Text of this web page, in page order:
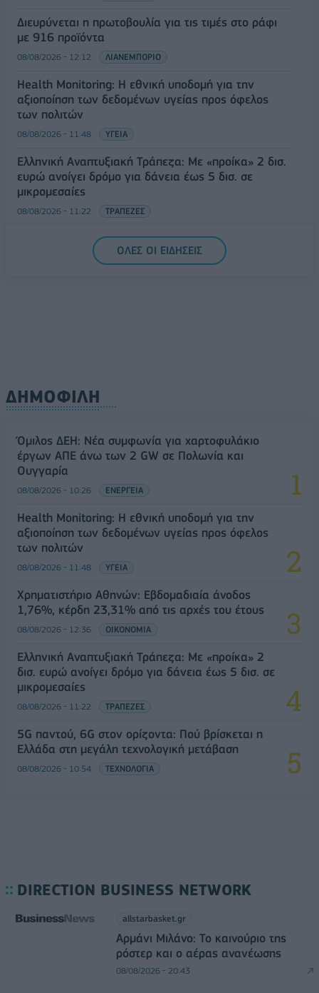
Διευρύνεται η πρωτοβουλία για τις τιμές στο ράφι
με 916 προϊόντα
08/08/2026 - 12:12 ΛΙΑΝΕΜΠΟΡΙΟ
Health Monitoring: Η εθνική υποδομή για την
αξιοποίηση των δεδομένων υγείας προς όφελος
των πολιτών
08/08/2026 - 11:48 ΥΓΕΙΑ
Ελληνική Αναπτυξιακή Τράπεζα: Με «προίκα» 2 δισ.
ευρώ ανοίγει δρόμο για δάνεια έως 5 δισ. σε
μικρομεσαίες
08/08/2026 - 11:22 ΤΡΑΠΕΖΕΣ
5G παντού, 6G στον ορίζοντα: Πού βρίσκεται η
Ελλάδα στη μεγάλη τεχνολογική μετάβαση
ΟΛΕΣ ΟΙ ΕΙΔΗΣΕΙΣ
ΔΗΜΟΦΙΛΗ
Όμιλος ΔΕΗ: Νέα συμφωνία για χαρτοφυλάκιο
έργων ΑΠΕ άνω των 2 GW σε Πολωνία και
Ουγγαρία
08/08/2026 - 10:26 ΕΝΕΡΓΕΙΑ
Health Monitoring: Η εθνική υποδομή για την
αξιοποίηση των δεδομένων υγείας προς όφελος
των πολιτών
08/08/2026 - 11:48 ΥΓΕΙΑ
Χρηματιστήριο Αθηνών: Εβδομαδιαία άνοδος
1,76%, κέρδη 23,31% από τις αρχές του έτους
08/08/2026 - 12:36 ΟΙΚΟΝΟΜΙΑ
Ελληνική Αναπτυξιακή Τράπεζα: Με «προίκα» 2
δισ. ευρώ ανοίγει δρόμο για δάνεια έως 5 δισ. σε
μικρομεσαίες
08/08/2026 - 11:22 ΤΡΑΠΕΖΕΣ
5G παντού, 6G στον ορίζοντα: Πού βρίσκεται η
Ελλάδα στη μεγάλη τεχνολογική μετάβαση
08/08/2026 - 10:54 ΤΕΧΝΟΛΟΓΙΑ
DIRECTION BUSINESS NETWORK
allstarbasket.gr
Αρμάνι Μιλάνο: Το καινούριο της
ρόστερ και ο αέρας ανανέωσης
08/08/2026 - 20:43